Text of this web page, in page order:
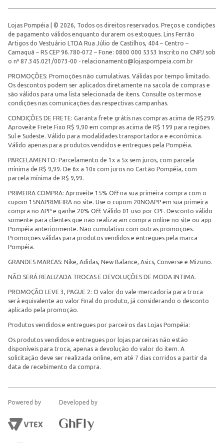
Lojas Pompéia | © 2026, Todos os direitos reservados. Preços e condições
de pagamento válidos enquanto durarem os estoques. Lins Ferrão
Artigos do Vestuário LTDA Rua Júlio de Castilhos, 404 – Centro –
Camaquã – RS CEP 96.780-072 – Fone: 0800 000 5353 Inscrito no CNPJ sob
o nº 87.345.021/0073-00 - relacionamento@lojaspompeia.com.br
PROMOÇÕES: Promoções não cumulativas. Válidas por tempo limitado.
Os descontos podem ser aplicados diretamente na sacola de compras e
são válidos para uma lista selecionada de itens. Consulte os termos e
condições nas comunicações das respectivas campanhas.
CONDIÇÕES DE FRETE: Garanta frete grátis nas compras acima de R$299.
Aproveite Frete Fixo R$ 9,90 em compras acima de R$ 199 para regiões
Sul e Sudeste. Válido para modalidades transportadora e econômica.
Válido apenas para produtos vendidos e entregues pela Pompéia.
PARCELAMENTO: Parcelamento de 1x a 5x sem juros, com parcela
mínima de R$ 9,99. De 6x a 10x com juros no Cartão Pompéia, com
parcela mínima de R$ 9,99.
PRIMEIRA COMPRA: Aproveite 15% Off na sua primeira compra com o
cupom 15NAPRIMEIRA no site. Use o cupom 20NOAPP em sua primeira
compra no APP e ganhe 20% Off. Válido 01 uso por CPF. Desconto válido
somente para clientes que não realizaram compra online no site ou app
Pompéia anteriormente. Não cumulativo com outras promoções.
Promoções válidas para produtos vendidos e entregues pela marca
Pompéia.
GRANDES MARCAS: Nike, Adidas, New Balance, Asics, Converse e Mizuno.
NÃO SERÁ REALIZADA TROCAS E DEVOLUÇÕES DE MODA INTIMA.
PROMOÇÃO LEVE 3, PAGUE 2: O valor do vale-mercadoria para troca
será equivalente ao valor final do produto, já considerando o desconto
aplicado pela promoção.
Produtos vendidos e entregues por parceiros das Lojas Pompéia:
Os produtos vendidos e entregues por lojas parceiras não estão
disponíveis para troca, apenas a devolução do valor do item. A
solicitação deve ser realizada online, em até 7 dias corridos a partir da
data de recebimento da compra.
Powered by Developed by